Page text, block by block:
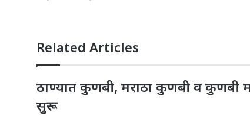
Related Articles
ठाण्यात कुणबी, मराठा कुणबी व कुणबी
सुरू